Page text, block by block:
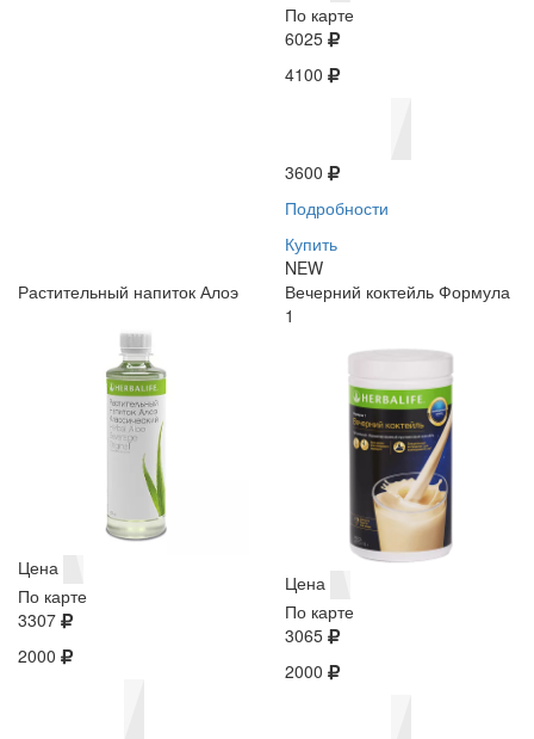
По карте
6025
4100
3600
Подробности
Купить
NEW
Растительный напиток Алоэ
Цена
По карте
3307
2000
Вечерний коктейль Формула
1
Цена
По карте
3065
2000